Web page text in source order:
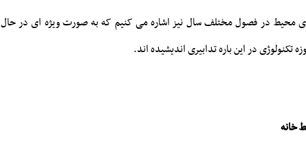
محیط در فصول مختلف سال نیز اشاره می کنیم که به صورت ویژه ای در حال
در این باره تدابیری اندیشیده اند.
خانه